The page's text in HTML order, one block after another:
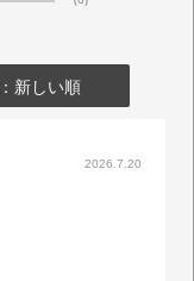
新しい順
2026.7.20